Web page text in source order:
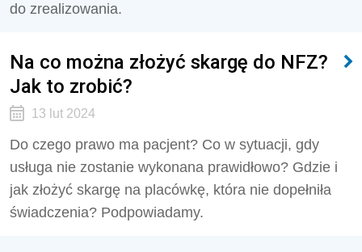
do zrealizowania.
Na co można złożyć skargę do NFZ?
Jak to zrobić?
13 lut 2024
Do czego prawo ma pacjent? Co w sytuacji, gdy
usługa nie zostanie wykonana prawidłowo? Gdzie i
jak złożyć skargę na placówkę, która nie dopełniła
świadczenia? Podpowiadamy.